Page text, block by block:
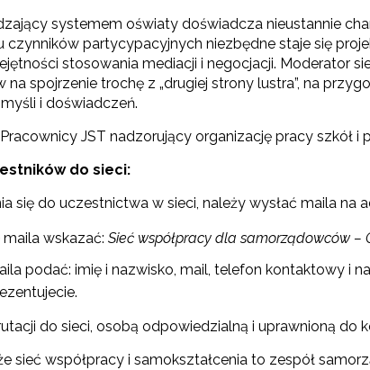
e-materiałów dydaktycznych do kształcenia ogólnego – Etap I, II i
e-zasobów do kształcenia zawodowego"
tworzenia szkół ćwiczeń"
programów nauczania"
i odbiór zestawów narzędzi edukacyjnych"
i odbiór produktów projektów konkursowych z Działania 2.14"
systemem oświaty doświadcza nieustannie
czynników partycypacyjnych niezbędne staje się
stosowania mediacji i negocjacji. Moderator
spojrzenie trochę z „drugiej strony lustra”, na
i doświadczeń.
Pracownicy JST nadzorujący organizację pracy szkół i
do sieci:
się do uczestnictwa w sieci, należy wysłać maila na
wskazać: Sieć współpracy dla samorządowców –
podać: imię i nazwisko, mail, telefon kontaktowy i
do sieci, osobą odpowiedzialną i uprawnioną do
sieć współpracy i samokształcenia to zespół